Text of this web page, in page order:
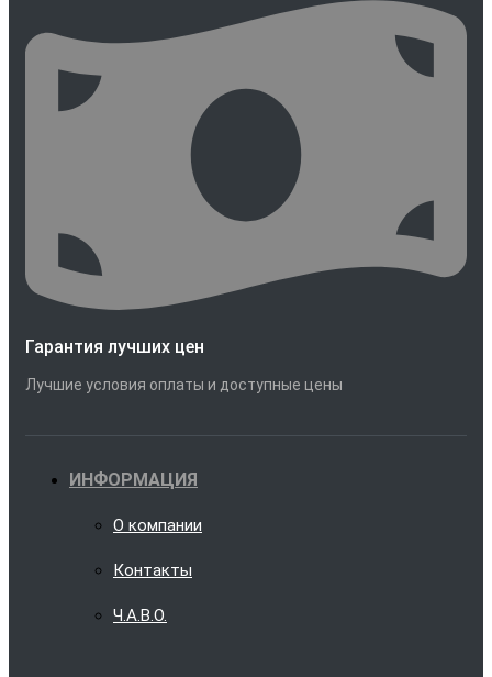
Гарантия лучших цен
Лучшие условия оплаты и доступные цены
ИНФОРМАЦИЯ
О компании
Контакты
Ч.А.В.О.